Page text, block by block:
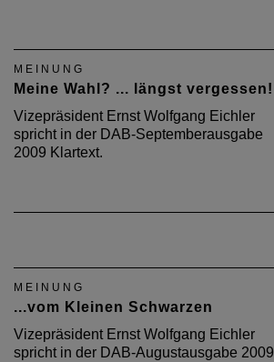
MEINUNG
Meine Wahl? ... längst vergessen!
Vizepräsident Ernst Wolfgang Eichler
spricht in der DAB-Septemberausgabe
2009 Klartext.
MEINUNG
...vom Kleinen Schwarzen
Vizepräsident Ernst Wolfgang Eichler
spricht in der DAB-Augustausgabe 2009